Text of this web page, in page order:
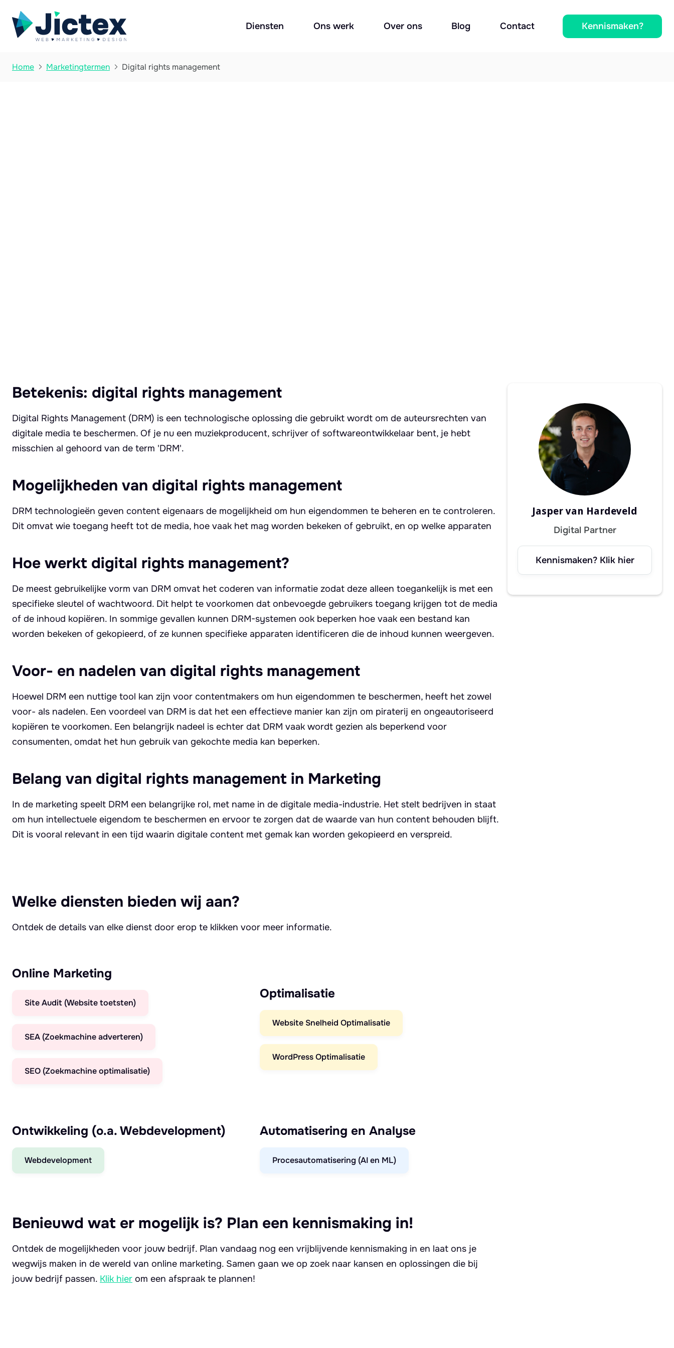
Diensten Ons werk Over ons Blog Contact Kennismaken?
Home  Marketingtermen  Digital rights management
Betekenis: digital rights management
Digital Rights Management (DRM) is een technologische oplossing die gebruikt wordt om de auteursrechten van
digitale media te beschermen. Of je nu een muziekproducent, schrijver of softwareontwikkelaar bent, je hebt
misschien al gehoord van de term 'DRM'.
Mogelijkheden van digital rights management
DRM technologieën geven content eigenaars de mogelijkheid om hun eigendommen te beheren en te controleren.
Dit omvat wie toegang heeft tot de media, hoe vaak het mag worden bekeken of gebruikt, en op welke apparaten
Hoe werkt digital rights management?
De meest gebruikelijke vorm van DRM omvat het coderen van informatie zodat deze alleen toegankelijk is met een
specifieke sleutel of wachtwoord. Dit helpt te voorkomen dat onbevoegde gebruikers toegang krijgen tot de media
of de inhoud kopiëren. In sommige gevallen kunnen DRM-systemen ook beperken hoe vaak een bestand kan
worden bekeken of gekopieerd, of ze kunnen specifieke apparaten identificeren die de inhoud kunnen weergeven.
Voor- en nadelen van digital rights management
Hoewel DRM een nuttige tool kan zijn voor contentmakers om hun eigendommen te beschermen, heeft het zowel
voor- als nadelen. Een voordeel van DRM is dat het een effectieve manier kan zijn om piraterij en ongeautoriseerd
kopiëren te voorkomen. Een belangrijk nadeel is echter dat DRM vaak wordt gezien als beperkend voor
consumenten, omdat het hun gebruik van gekochte media kan beperken.
Belang van digital rights management in Marketing
In de marketing speelt DRM een belangrijke rol, met name in de digitale media-industrie. Het stelt bedrijven in staat
om hun intellectuele eigendom te beschermen en ervoor te zorgen dat de waarde van hun content behouden blijft.
Dit is vooral relevant in een tijd waarin digitale content met gemak kan worden gekopieerd en verspreid.
Welke diensten bieden wij aan?
Ontdek de details van elke dienst door erop te klikken voor meer informatie.
Online Marketing
Site Audit (Website toetsten)
SEA (Zoekmachine adverteren)
SEO (Zoekmachine optimalisatie)
Optimalisatie
Website Snelheid Optimalisatie
WordPress Optimalisatie
Ontwikkeling (o.a. Webdevelopment)
Webdevelopment
Automatisering en Analyse
Procesautomatisering (AI en ML)
Benieuwd wat er mogelijk is? Plan een kennismaking in!
Ontdek de mogelijkheden voor jouw bedrijf. Plan vandaag nog een vrijblijvende kennismaking in en laat ons je
wegwijs maken in de wereld van online marketing. Samen gaan we op zoek naar kansen en oplossingen die bij
jouw bedrijf passen. Klik hier om een afspraak te plannen!
Jasper van Hardeveld
Digital Partner
Kennismaken? Klik hier